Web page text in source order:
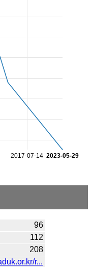
2017-07-14 2023-05-29
96
112
208
r...